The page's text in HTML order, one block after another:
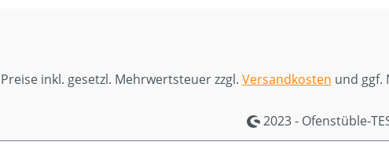
inkl. gesetzl. Mehrwertsteuer zzgl. Versandkosten und ggf.
2023 - Ofenstüble-